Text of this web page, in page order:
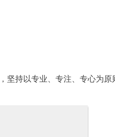
坚持以专业、专注、专心为